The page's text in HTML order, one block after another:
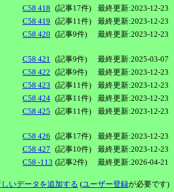
C58 418 (記事17件)
最終更新:2023-12-23
C58 419 (記事11件)
最終更新:2023-12-23
C58 420 (記事9件) 最終更新:2023-12-23
C58 421 (記事9件)
最終更新:2025-03-07
C58 422 (記事9件)
最終更新:2023-12-23
C58 423 (記事11件)
最終更新:2023-12-23
C58 424 (記事11件)
最終更新:2023-12-23
C58 425 (記事11件) 最終更新:2023-12-23
C58 426 (記事17件)
最終更新:2023-12-23
C58 427 (記事10件)
最終更新:2023-12-23
C58 -113 (記事2件) 最終更新:2026-04-21
いデータを追加する (ユーザー登録が必要です)